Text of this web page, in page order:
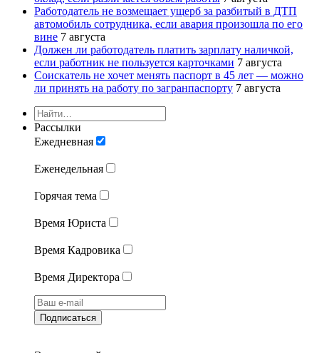
Работодатель не возмещает ущерб за разбитый в ДТП
автомобиль сотрудника, если авария произошла по его
вине 7 августа
Должен ли работодатель платить зарплату наличкой,
если работник не пользуется карточками 7 августа
Соискатель не хочет менять паспорт в 45 лет — можно
ли принять на работу по загранпаспорту 7 августа
Рассылки
Ежедневная
Еженедельная
Горячая тема
Время Юриста
Время Кадровика
Время Директора
Подписаться